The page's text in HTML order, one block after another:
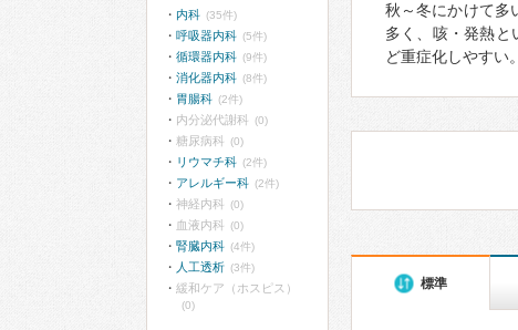
秋～冬にかけて多
多く、咳・発熱と
ど重症化しやすい
標準
内科 (35件)
呼吸器内科 (5件)
循環器内科 (9件)
消化器内科 (8件)
胃腸科 (2件)
内分泌代謝科 (0)
糖尿病科 (0)
リウマチ科 (2件)
アレルギー科 (2件)
神経内科 (0)
血液内科 (0)
腎臓内科 (4件)
人工透析 (3件)
緩和ケア（ホスピス）
(0)